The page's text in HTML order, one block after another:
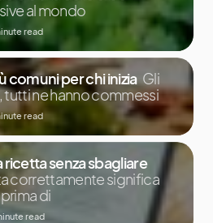
al mondo
read
comuni per chi inizia Gli
ne hanno commessi
read
senza sbagliare
correttamente significa
di
read